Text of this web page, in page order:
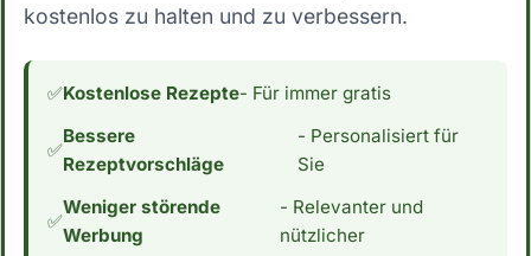
Gemüse Bouillon eindeutig in die Kategorie
interessanten Zutat für Menschen, die ihre
Wenn du an einer Low Carb Ernährung
interessiert bist, interessiert dich vielleicht
auch der Kaloriengehalt. Mit 6 Kalorien pro
100g essbarer Anteil ist Gemüse Bouillon sehr
kostenlos zu halten und zu verbessern.
✅Kostenlose Rezepte- Für immer gratis
✅
Bessere
Rezeptvorschläge
- Personalisiert für
Sie
✅
Weniger störende
Werbung
- Relevanter und
nützlicher